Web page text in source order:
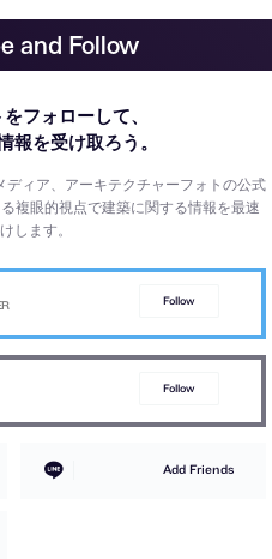
and Follow
フォローして、
報を受け取ろう。
ディア、アーキテクチャーフォトの公式
複眼的視点で建築に関する情報を最速
します。
Follow
Follow
Add Friends